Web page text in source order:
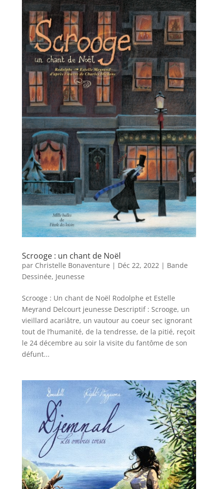
Scrooge : un chant de Noël
par Christelle Bonaventure | Déc 22, 2022 | Bande
Dessinée, Jeunesse
Scrooge : Un chant de Noël Rodolphe et Estelle
Meyrand Delcourt jeunesse Descriptif : Scrooge, un
vieillard acariâtre, un vautour au coeur sec ignorant
tout de l’humanité, de la tendresse, de la pitié, reçoit
le 24 décembre au soir la visite du fantôme de son
défunt...